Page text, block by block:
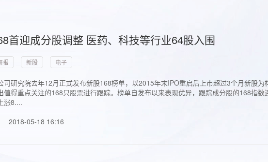
首迎成分股调整 医药、科技等行业64股入围
报 新股 电子
司研究院去年12月正式发布新股168榜单，以2015年末IPO重启后上市超过3个月新股
值得重点关注的168只股票进行跟踪。榜单自发布以来表现优异，跟踪成分股的168指
涨8....
2018-05-18 16:16